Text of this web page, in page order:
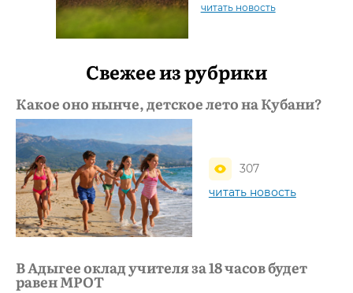
читать новость
Свежее из рубрики
Какое оно нынче, детское лето на Кубани?
307
читать новость
В Адыгее оклад учителя за 18 часов будет
равен МРОТ